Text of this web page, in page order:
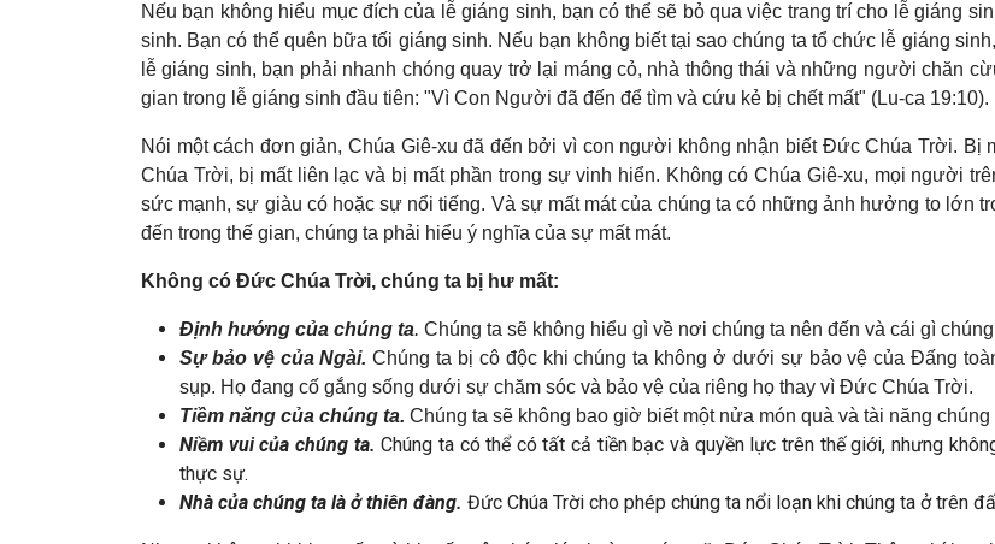
Nếu bạn không hiểu mục đích của lễ giáng sinh, bạn có thể sẽ bỏ qua việc trang trí cho lễ giáng
sinh. Bạn có thể quên bữa tối giáng sinh. Nếu bạn không biết tại sao chúng ta tổ chức lễ giáng
lễ giáng sinh, bạn phải nhanh chóng quay trở lại máng cỏ, nhà thông thái và những người chăn
gian trong lễ giáng sinh đầu tiên: "Vì Con Người đã đến để tìm và cứu kẻ bị chết mất" (Lu-ca 19:10).
Nói một cách đơn giản, Chúa Giê-xu đã đến bởi vì con người không nhận biết Đức Chúa Trời.
Chúa Trời, bị mất liên lạc và bị mất phần trong sự vinh hiển. Không có Chúa Giê-xu, mọi người
sức mạnh, sự giàu có hoặc sự nổi tiếng. Và sự mất mát của chúng ta có những ảnh hưởng to lớn
đến trong thế gian, chúng ta phải hiểu ý nghĩa của sự mất mát.
Không có Đức Chúa Trời, chúng ta bị hư mất:
Định hướng của chúng ta. Chúng ta sẽ không hiểu gì về nơi chúng ta nên đến và cái gì
Sự bảo vệ của Ngài. Chúng ta bị cô độc khi chúng ta không ở dưới sự bảo vệ của Đấng
sụp. Họ đang cố gắng sống dưới sự chăm sóc và bảo vệ của riêng họ thay vì Đức Chúa Trời.
Tiềm năng của chúng ta. Chúng ta sẽ không bao giờ biết một nửa món quà và tài năng
Niềm vui của chúng ta. Chúng ta có thể có tất cả tiền bạc và quyền lực trên thế giới, nhưng
thực sự.
Nhà của chúng ta là ở thiên đàng. Đức Chúa Trời cho phép chúng ta nổi loạn khi chúng ta ở trên